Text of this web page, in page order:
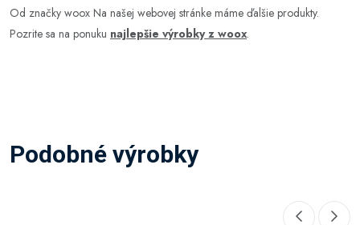
Od značky woox Na našej webovej stránke máme ďalšie produkty.
Pozrite sa na ponuku najlepšie výrobky z woox.
Podobné výrobky